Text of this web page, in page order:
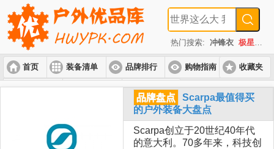
热门搜索: 冲锋衣 极星
首页 装备清单 品牌排行 购物指南
入门套装 进阶套装 高端套装
收藏夹
品牌盘点
Scarpa最值得买
的户外装备大盘点
Scarpa创立于20世纪40年代
的意大利。70多年来，科技创